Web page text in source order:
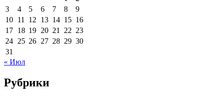
3
4 5 6 7 8
9
10 11 12 13 14 15 16
17 18 19 20 21 22 23
24 25 26 27 28 29 30
31
« Июл
Рубрики